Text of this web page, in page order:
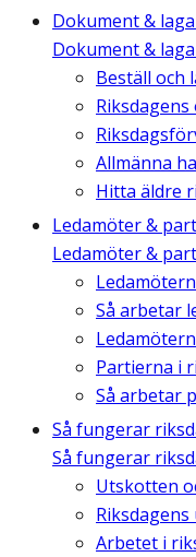
Dokument &
Dokument &
Beställ och
Allmänna
Hitta äldre
Ledamöter &
Ledamöter &
Så arbetar
Partierna i
Så arbetar
Så fungerar
Så fungerar
Utskotten
Arbetet i